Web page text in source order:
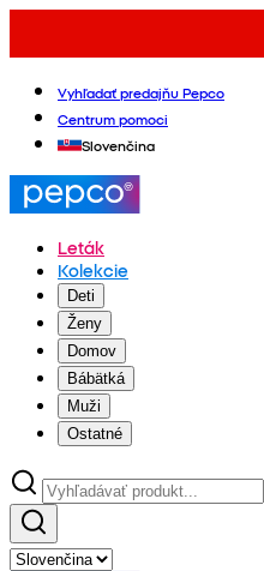
Vyhľadať predajňu Pepco
Centrum pomoci
Slovenčina
Leták
Kolekcie
Deti
Ženy
Domov
Bábätká
Muži
Ostatné